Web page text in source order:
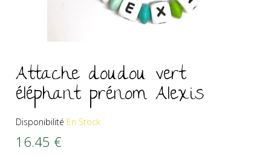
Attache doudou vert
éléphant prénom Alexis
Disponibilité En Stock
16.45 €